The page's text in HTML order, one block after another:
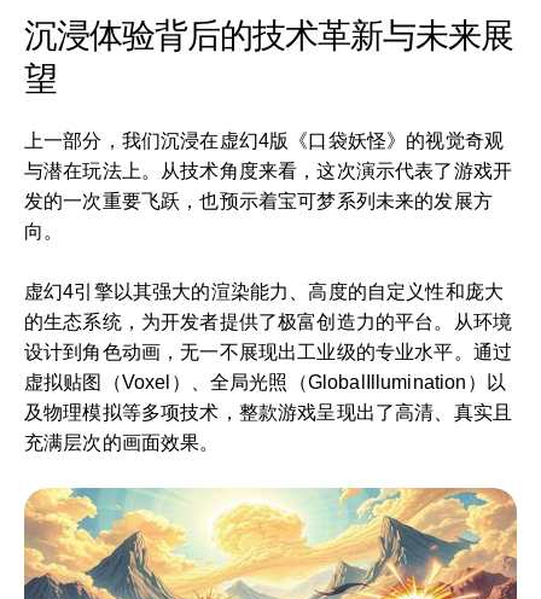
沉浸体验背后的技术革新与未来展
望
上一部分，我们沉浸在虚幻4版《口袋妖怪》的视觉奇观
与潜在玩法上。从技术角度来看，这次演示代表了游戏开
发的一次重要飞跃，也预示着宝可梦系列未来的发展方
向。
虚幻4引擎以其强大的渲染能力、高度的自定义性和庞大
的生态系统，为开发者提供了极富创造力的平台。从环境
设计到角色动画，无一不展现出工业级的专业水平。通过
虚拟贴图（Voxel）、全局光照（GlobalIllumination）以
及物理模拟等多项技术，整款游戏呈现出了高清、真实且
充满层次的画面效果。